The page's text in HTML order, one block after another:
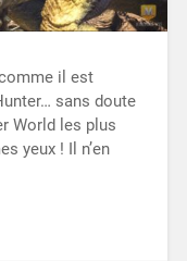
il est
sans doute
World les plus
yeux ! Il n’en